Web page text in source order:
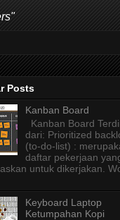
Posts
Kanban Board
Kanban Board
dari: Prioritized
(to-do-list) :
daftar pekerjaan
untuk dikerjakan.
Keyboard Laptop
Ketumpahan Kopi